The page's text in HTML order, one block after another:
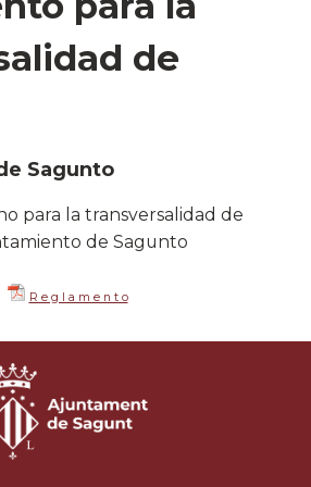
de
Sagunto
para la transversalidad de
de Sagunto
R e g l a m e n t o